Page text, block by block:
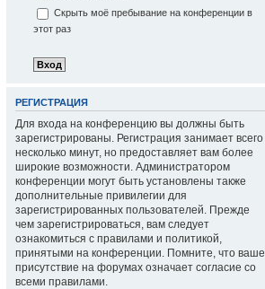
Скрыть моё пребывание на конференции в
этот раз
РЕГИСТРАЦИЯ
Для входа на конференцию вы должны быть
зарегистрированы. Регистрация занимает всего
несколько минут, но предоставляет вам более
широкие возможности. Администратором
конференции могут быть установлены также
дополнительные привилегии для
зарегистрированных пользователей. Прежде
чем зарегистрироваться, вам следует
ознакомиться с правилами и политикой,
принятыми на конференции. Помните, что ваше
присутствие на форумах означает согласие со
всеми правилами.